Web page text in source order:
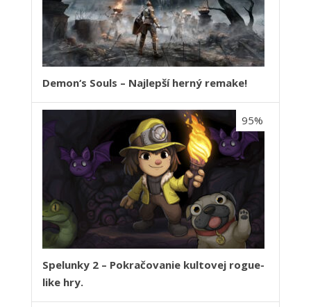
Demon‘s Souls – Najlepší herný remake!
Spelunky 2 – Pokračovanie kultovej rogue-
like hry.
95%